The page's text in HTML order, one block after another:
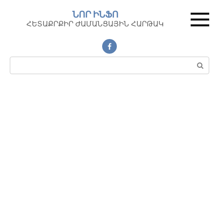
контенту
ՆՈՐ ԻՆՖՈ
ՀԵՏԱՔՐՔԻՐ ԺԱՄԱՆՑԱՅԻՆ ՀԱՐԹԱԿ
Поиск: